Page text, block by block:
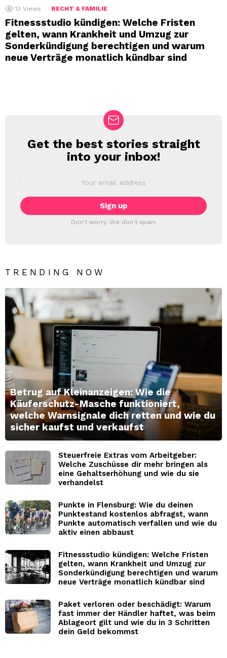
13 Views RECHT & FAMILIE
Fitnessstudio kündigen: Welche Fristen
gelten, wann Krankheit und Umzug zur
Sonderkündigung berechtigen und warum
neue Verträge monatlich kündbar sind
NEWSLETTER
Get the best stories straight
into your inbox!
Don't worry. We don't spam
TRENDING NOW
Betrug auf Kleinanzeigen: Wie die
Käuferschutz-Masche funktioniert,
welche Warnsignale dich retten und wie du
sicher kaufst und verkaufst
Steuerfreie Extras vom Arbeitgeber:
Welche Zuschüsse dir mehr bringen als
eine Gehaltserhöhung und wie du sie
verhandelst
Punkte in Flensburg: Wie du deinen
Punktestand kostenlos abfragst, wann
Punkte automatisch verfallen und wie du
aktiv einen abbaust
Fitnessstudio kündigen: Welche Fristen
gelten, wann Krankheit und Umzug zur
Sonderkündigung berechtigen und warum
neue Verträge monatlich kündbar sind
Paket verloren oder beschädigt: Warum
fast immer der Händler haftet, was beim
Ablageort gilt und wie du in 3 Schritten
dein Geld bekommst